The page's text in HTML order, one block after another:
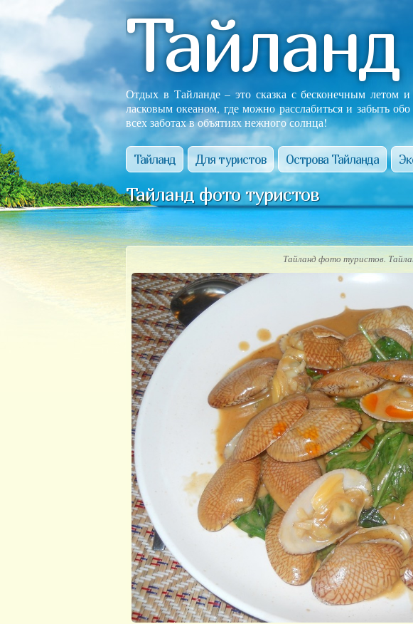
Тайланд
Отдых в Тайланде – это сказка с бесконечным летом и
ласковым океаном, где можно расслабиться и забыть обо
всех заботах в объятиях нежного солнца!
Тайланд Для туристов Острова Тайланда
Тайланд фото туристов
Тайланд фото туристов.